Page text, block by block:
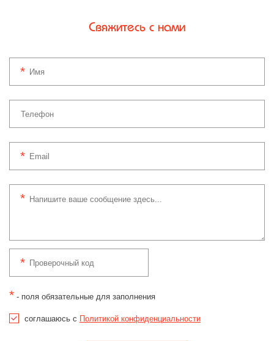
Свяжитесь с нами
* - поля обязательные для заполнения
соглашаюсь с Политикой конфиденциальности